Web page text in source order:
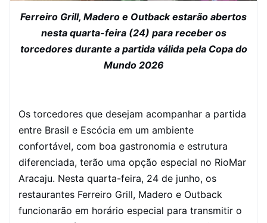
Ferreiro Grill, Madero e Outback estarão abertos
nesta quarta-feira (24) para receber os
torcedores durante a partida válida pela Copa do
Mundo 2026
Os torcedores que desejam acompanhar a partida
entre Brasil e Escócia em um ambiente
confortável, com boa gastronomia e estrutura
diferenciada, terão uma opção especial no RioMar
Aracaju. Nesta quarta-feira, 24 de junho, os
restaurantes Ferreiro Grill, Madero e Outback
funcionarão em horário especial para transmitir o